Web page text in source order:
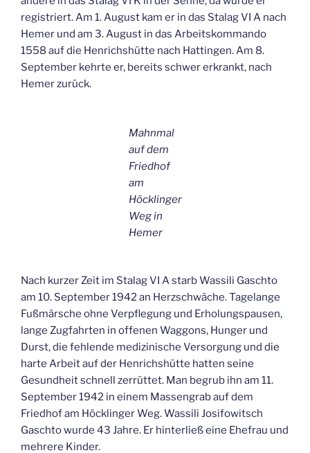
registriert. Am 1. August kam er in das Stalag VI A nach
Hemer und am 3. August in das Arbeitskommando
1558 auf die Henrichshütte nach Hattingen. Am 8.
September kehrte er, bereits schwer erkrankt, nach
Hemer zurück.
Mahnmal
auf dem
Friedhof
am
Höcklinger
Weg in
Hemer
Nach kurzer Zeit im Stalag VI A starb Wassili Gaschto
am 10. September 1942 an Herzschwäche. Tagelange
Fußmärsche ohne Verpflegung und Erholungspausen,
lange Zugfahrten in offenen Waggons, Hunger und
Durst, die fehlende medizinische Versorgung und die
harte Arbeit auf der Henrichshütte hatten seine
Gesundheit schnell zerrüttet. Man begrub ihn am 11.
September 1942 in einem Massengrab auf dem
Friedhof am Höcklinger Weg. Wassili Josifowitsch
Gaschto wurde 43 Jahre. Er hinterließ eine Ehefrau und
mehrere Kinder.